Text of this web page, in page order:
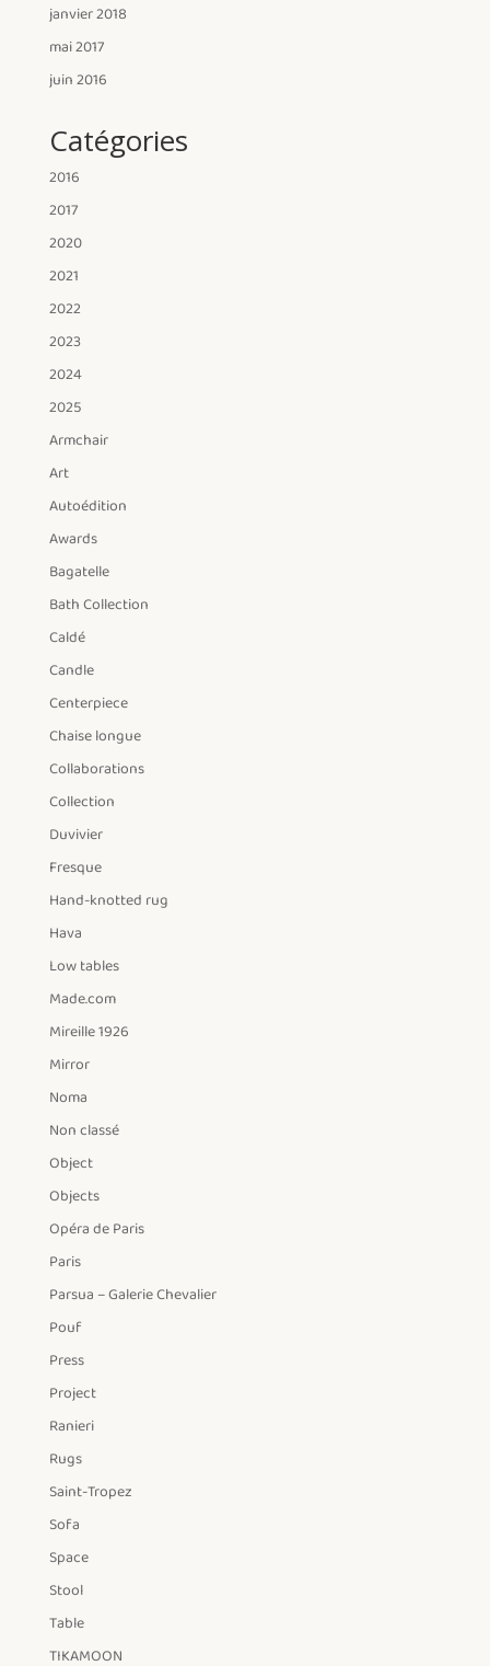
janvier 2018
mai 2017
juin 2016
Catégories
2016
2017
2020
2021
2022
2023
2024
2025
Armchair
Art
Autoédition
Awards
Bagatelle
Bath Collection
Caldé
Candle
Centerpiece
Chaise longue
Collaborations
Collection
Duvivier
Fresque
Hand-knotted rug
Hava
Low tables
Made.com
Mireille 1926
Mirror
Noma
Non classé
Object
Objects
Opéra de Paris
Paris
Parsua – Galerie Chevalier
Pouf
Press
Project
Ranieri
Rugs
Saint-Tropez
Sofa
Space
Stool
Table
TIKAMOON